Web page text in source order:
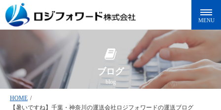
ブログ
blog
HOME /
【暑いですね】千葉・神奈川の運送会社ロジフォワードの運送ブログ